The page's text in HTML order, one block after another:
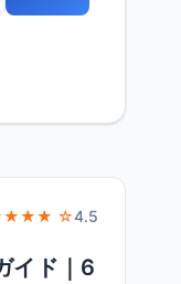
☆4.5
イド｜6